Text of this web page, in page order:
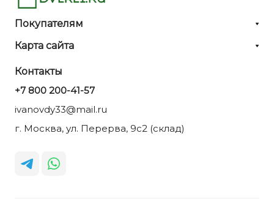
Покупателям
Карта сайта
Контакты
+7 800 200-41-57
ivanovdy33@mail.ru
г. Москва, ул. Перерва, 9с2 (склад)